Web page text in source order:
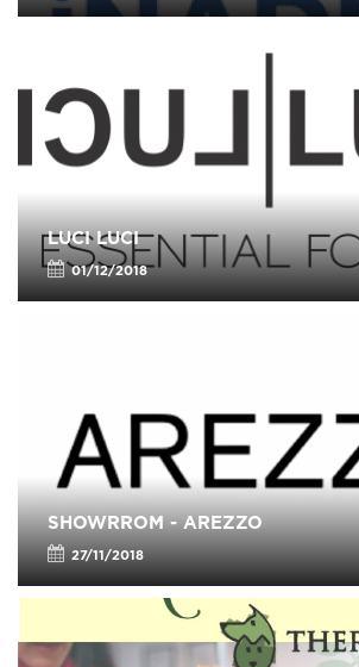
LUCI LUCI
01/12/2018
SHOWRROM - AREZZO
27/11/2018